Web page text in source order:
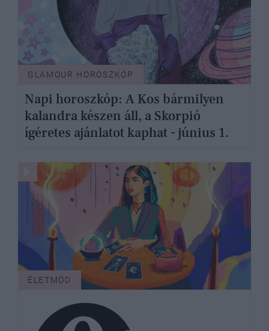
GLAMOUR HOROSZKÓP
Napi horoszkóp: A Kos bármilyen
kalandra készen áll, a Skorpió
ígéretes ajánlatot kaphat - június 1.
ÉLETMÓD